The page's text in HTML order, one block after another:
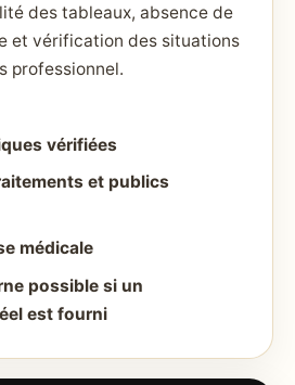
des tableaux, absence de
et vérification des situations
professionnel.
vérifiées
et publics
médicale
possible si un
est fourni